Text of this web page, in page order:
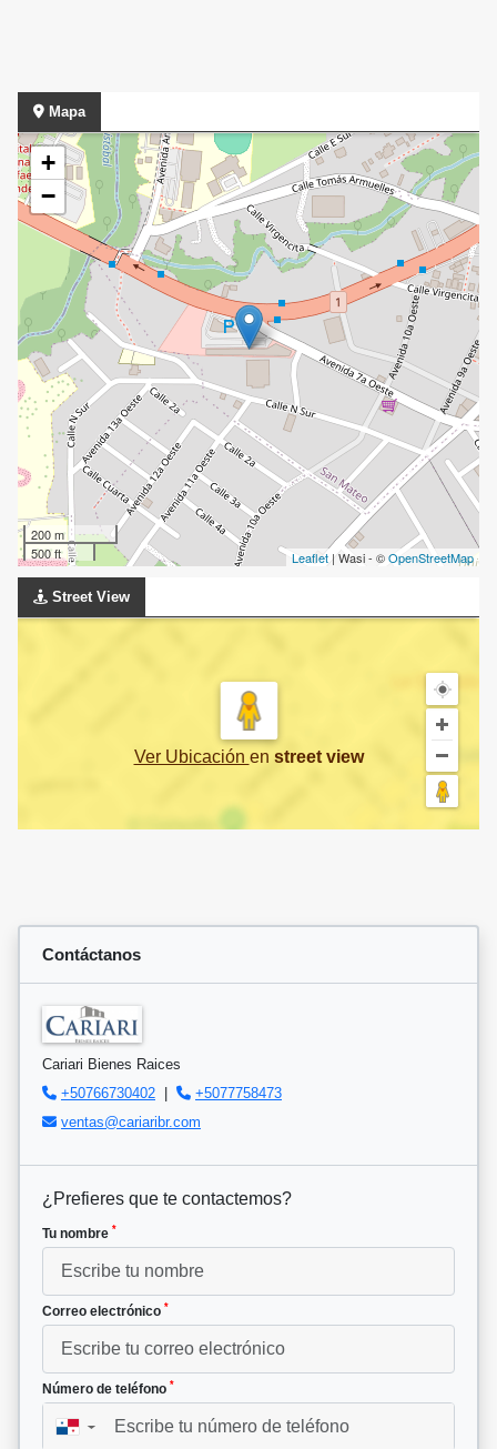
Mapa
+
−
200 m
500 ft
Leaflet| Wasi - ©OpenStreetMap
Street View
Ver Ubicación en street view
Contáctanos
Cariari Bienes Raices
+50766730402 |
+5077758473
ventas@cariaribr.com
¿Prefieres que te contactemos?
Tu nombre *
Correo electrónico *
Número de teléfono *
▼